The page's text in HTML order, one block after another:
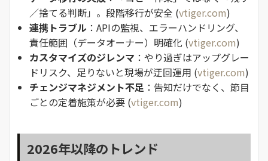
／捨てる判断」。段階移行が安全 (vtiger.com)
連携トラブル ：APIの監視、エラーハンドリング、
責任範囲（データオーナー）明確化 (vtiger.com)
カスタマイズのジレンマ ：やり過ぎはアップグレー
ドリスク、足りないと現場が迂回運用 (vtiger.com)
チェンジマネジメント不足 ：告知だけでなく、節目
ごとの定着施策が必要 (vtiger.com)
2026年以降のトレンド